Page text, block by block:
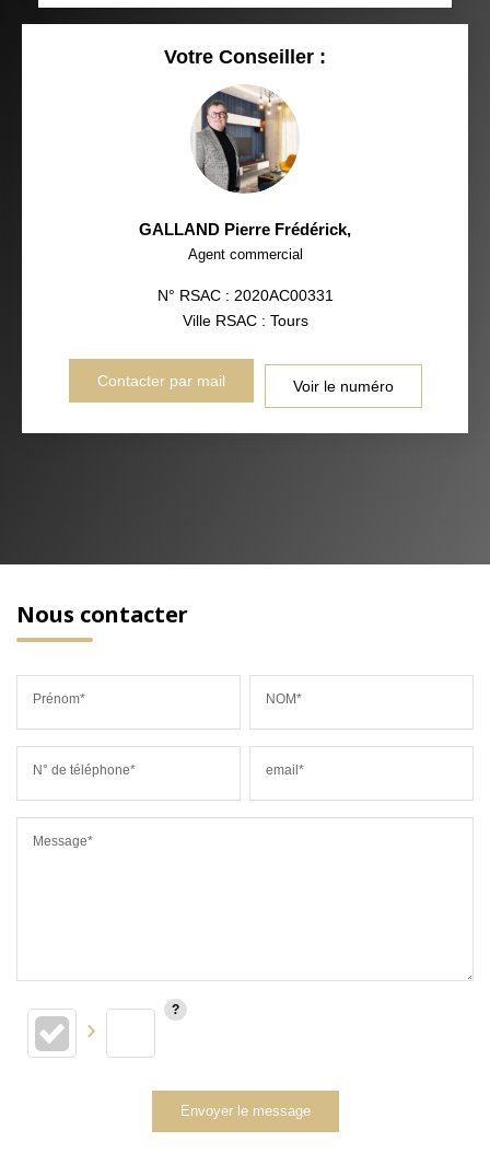
Votre Conseiller :
GALLAND Pierre Frédérick,
Agent commercial
N° RSAC : 2020AC00331
Ville RSAC : Tours
Contacter par mail Voir le numéro
Nous contacter
Prénom* NOM*
N° de téléphone* email*
Message*
Envoyer le message